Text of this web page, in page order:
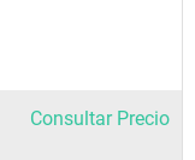
Consultar Precio